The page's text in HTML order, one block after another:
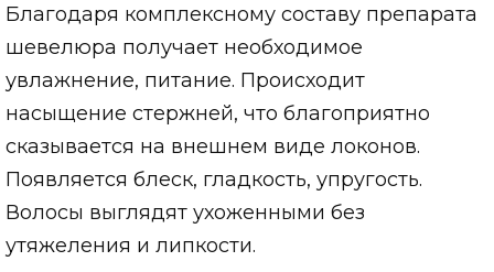
Благодаря комплексному составу препарата
шевелюра получает необходимое
увлажнение, питание. Происходит
насыщение стержней, что благоприятно
сказывается на внешнем виде локонов.
Появляется блеск, гладкость, упругость.
Волосы выглядят ухоженными без
утяжеления и липкости.